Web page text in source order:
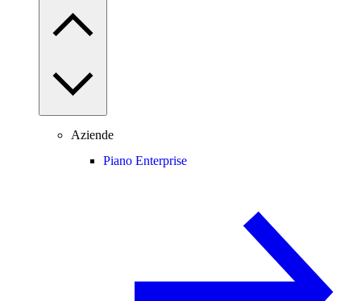
Aziende
Piano Enterprise